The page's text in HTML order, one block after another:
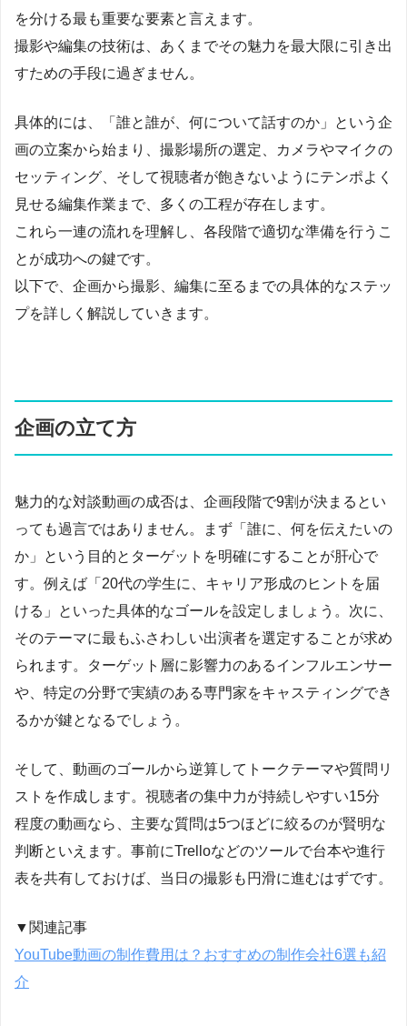
を分ける最も重要な要素と言えます。
撮影や編集の技術は、あくまでその魅力を最大限に引き出
すための手段に過ぎません。
具体的には、「誰と誰が、何について話すのか」という企
画の立案から始まり、撮影場所の選定、カメラやマイクの
セッティング、そして視聴者が飽きないようにテンポよく
見せる編集作業まで、多くの工程が存在します。
これら一連の流れを理解し、各段階で適切な準備を行うこ
とが成功への鍵です。
以下で、企画から撮影、編集に至るまでの具体的なステッ
プを詳しく解説していきます。
企画の立て方
魅力的な対談動画の成否は、企画段階で9割が決まるとい
っても過言ではありません。まず「誰に、何を伝えたいの
か」という目的とターゲットを明確にすることが肝心で
す。例えば「20代の学生に、キャリア形成のヒントを届
ける」といった具体的なゴールを設定しましょう。次に、
そのテーマに最もふさわしい出演者を選定することが求め
られます。ターゲット層に影響力のあるインフルエンサー
や、特定の分野で実績のある専門家をキャスティングでき
るかが鍵となるでしょう。
そして、動画のゴールから逆算してトークテーマや質問リ
ストを作成します。視聴者の集中力が持続しやすい15分
程度の動画なら、主要な質問は5つほどに絞るのが賢明な
判断といえます。事前にTrelloなどのツールで台本や進行
表を共有しておけば、当日の撮影も円滑に進むはずです。
▼関連記事
YouTube動画の制作費用は？おすすめの制作会社6選も紹
介